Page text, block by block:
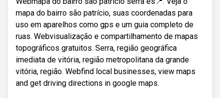
mapa do bairro são patrício, suas coordenadas para
uso em aparelhos como gps e um guia completo de
ruas. Webvisualização e compartilhamento de mapas
topográficos gratuitos. Serra, região geográfica
imediata de vitória, região metropolitana da grande
vitória, região. Webfind local businesses, view maps
and get driving directions in google maps.